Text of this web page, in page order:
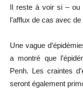
Il reste à voir si –
l’afflux de cas avec
Une vague
a montré que
Penh. Les craintes
seront également